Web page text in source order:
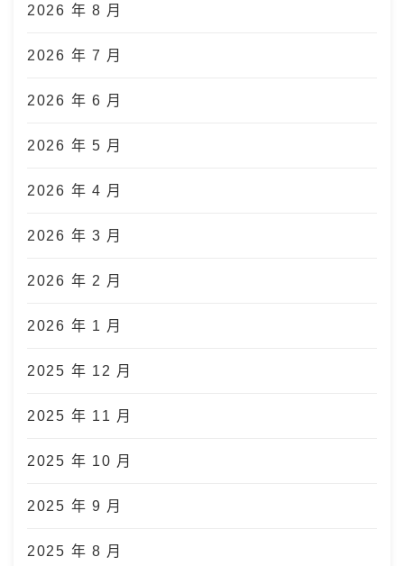
2026 年 8 月
2026 年 7 月
2026 年 6 月
2026 年 5 月
2026 年 4 月
2026 年 3 月
2026 年 2 月
2026 年 1 月
2025 年 12 月
2025 年 11 月
2025 年 10 月
2025 年 9 月
2025 年 8 月